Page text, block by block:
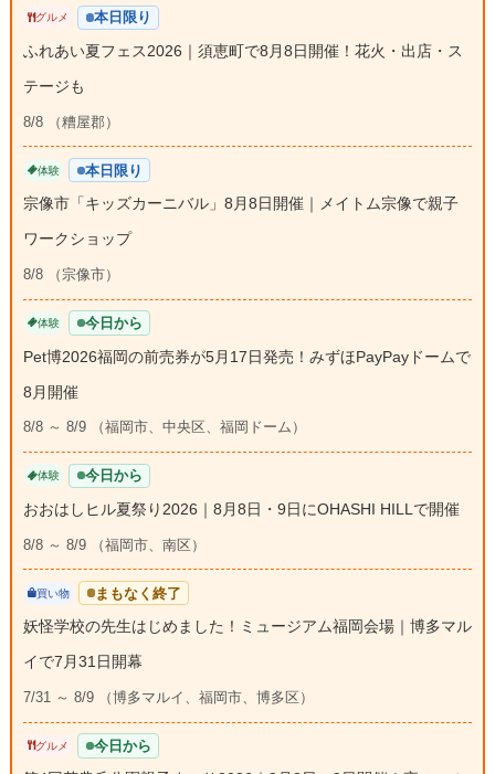
グルメ 本日限り
ふれあい夏フェス2026｜須恵町で8月8日開催！花火・出店・ス
テージも
8/8 （糟屋郡）
体験 本日限り
宗像市「キッズカーニバル」8月8日開催｜メイトム宗像で親子
ワークショップ
8/8 （宗像市）
体験 今日から
Pet博2026福岡の前売券が5月17日発売！みずほPayPayドームで
8月開催
8/8 ～ 8/9 （福岡市、中央区、福岡ドーム）
体験 今日から
おおはしヒル夏祭り2026｜8月8日・9日にOHASHI HILLで開催
8/8 ～ 8/9 （福岡市、南区）
買い物 まもなく終了
妖怪学校の先生はじめました！ミュージアム福岡会場｜博多マル
イで7月31日開幕
7/31 ～ 8/9 （博多マルイ、福岡市、博多区）
グルメ 今日から